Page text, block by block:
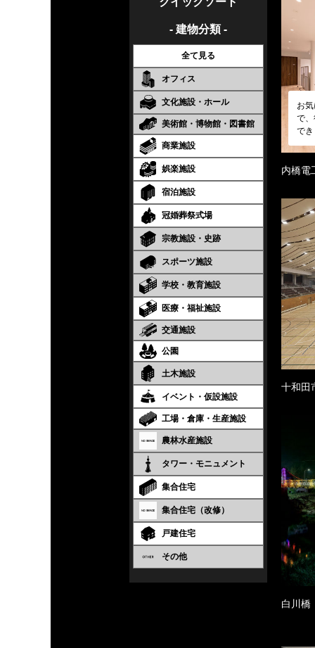
- 建物分類 -
全て見る
オフィス
文化施設・ホール
美術館・博物館・図書館
商業施設
娯楽施設
宿泊施設
冠婚葬祭式場
宗教施設・史跡
スポーツ施設
学校・教育施設
医療・福祉施設
交通施設
公園
土木施設
イベント・仮設施設
工場・倉庫・生産施設
農林水産施設
タワー・モニュメント
集合住宅
集合住宅（改修）
戸建住宅
その他
お
で
で
内橋電
十和田
白川橋